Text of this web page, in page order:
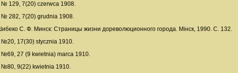
№ 129, 7(20) czerwca 1908.
№ 282, 7(20) grudnia 1908.
С. Ф. Минск: Страницы жизни дореволюционного города. Мінск, 1990. С. 132.
№20, 17(30) stycznia 1910.
№69, 27 (9 kwietnia) marca 1910.
№80, 9(22) kwietnia 1910.